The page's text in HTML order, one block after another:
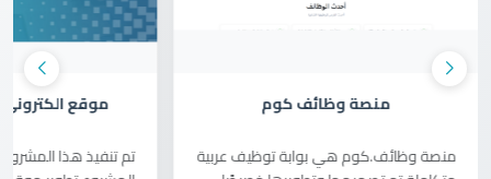
منصة وظائف كوم
منصة وظائف.كوم هي بوابة توظيف عربية
موقع
تم تنفيذ هذا